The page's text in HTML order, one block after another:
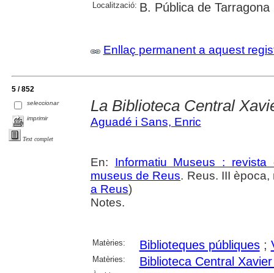
Localització: B. Pública de Tarragona
Enllaç permanent a aquest
5 / 852
seleccionar
imprimir
Text complet
La Biblioteca Central
Aguadé i Sans, Enric
En: Informatiu Museus :
museus de Reus. Reus. III
a Reus)
Notes.
Matèries: Biblioteques públiques;
Matèries: Biblioteca Central